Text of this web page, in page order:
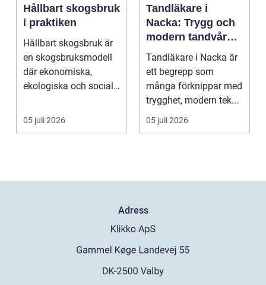
Hållbart skogsbruk
i praktiken
Hållbart skogsbruk är
en skogsbruksmodell
där ekonomiska,
ekologiska och sociala
05 juli 2026
Tandläkare i
Nacka: Trygg och
modern tandvård
nära dig
Tandläkare i Nacka är
ett begrepp som
många förknippar med
trygghet, modern tek...
05 juli 2026
Adress